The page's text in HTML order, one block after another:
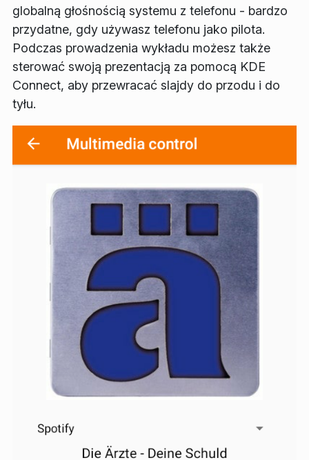
globalną głośnością systemu z telefonu - bardzo
przydatne, gdy używasz telefonu jako pilota.
Podczas prowadzenia wykładu możesz także
sterować swoją prezentacją za pomocą KDE
Connect, aby przewracać slajdy do przodu i do
tyłu.